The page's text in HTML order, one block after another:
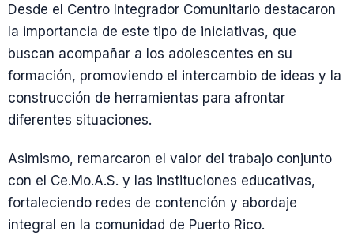
Desde el Centro Integrador Comunitario destacaron
la importancia de este tipo de iniciativas, que
buscan acompañar a los adolescentes en su
formación, promoviendo el intercambio de ideas y la
construcción de herramientas para afrontar
diferentes situaciones.
Asimismo, remarcaron el valor del trabajo conjunto
con el Ce.Mo.A.S. y las instituciones educativas,
fortaleciendo redes de contención y abordaje
integral en la comunidad de Puerto Rico.